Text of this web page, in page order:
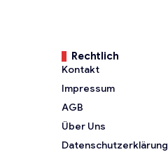
Rechtlich
Kontakt
Impressum
AGB
Über Uns
Datenschutzerklärung